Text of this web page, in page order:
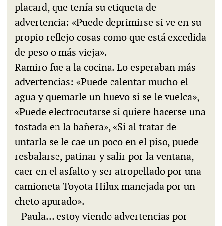
placard, que tenía su etiqueta de
advertencia: «Puede deprimirse si ve en su
propio reflejo cosas como que está excedida
de peso o más vieja».
Ramiro fue a la cocina. Lo esperaban más
advertencias: «Puede calentar mucho el
agua y quemarle un huevo si se le vuelca»,
«Puede electrocutarse si quiere hacerse una
tostada en la bañera», «Si al tratar de
untarla se le cae un poco en el piso, puede
resbalarse, patinar y salir por la ventana,
caer en el asfalto y ser atropellado por una
camioneta Toyota Hilux manejada por un
cheto apurado».
–Paula… estoy viendo advertencias por